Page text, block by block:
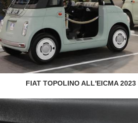
FIAT TOPOLINO ALL'EICMA 2023